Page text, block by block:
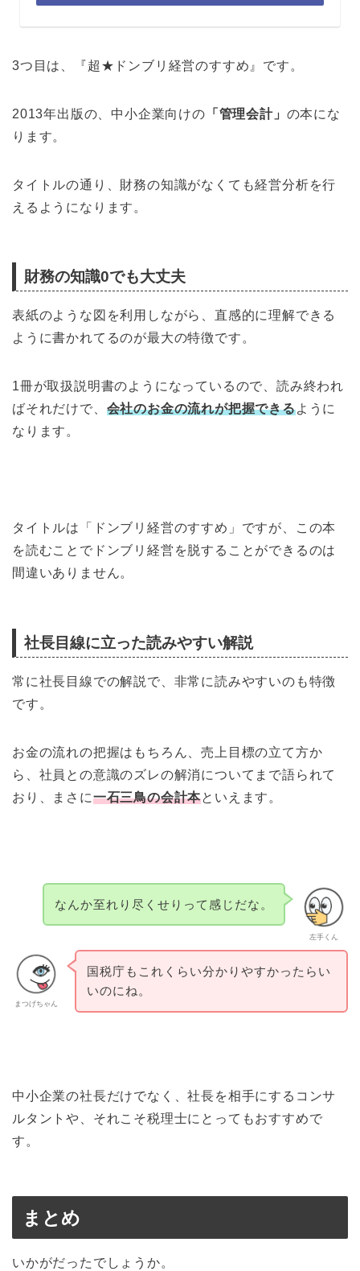
3つ目は、『超★ドンブリ経営のすすめ』です。
2013年出版の、中小企業向けの 「 管理会計」 の本にな
ります。
タイトルの通り、財務の知識がなくても経営分析を行
えるようになります。
財務の知識0でも大丈夫
表紙のような図を利用しながら、直感的に理解できる
ように書かれてるのが最大の特徴です。
1冊が取扱説明書のようになっているので、読み終われ
ばそれだけで、 会社のお金の流れが把握できるように
なります。
タイトルは「ドンブリ経営のすすめ」ですが、この本
を読むことでドンブリ経営を脱することができるのは
間違いありません。
社長目線に立った読みやすい解説
常に社長目線での解説で、非常に読みやすいのも特徴
です。
お金の流れの把握はもちろん、売上目標の立て方か
ら、社員との意識のズレの解消についてまで語られて
おり、まさに一石三鳥の会計本といえます。
左手くん
なんか至れり尽くせりって感じだな。
まつげちゃん
国税庁もこれくらい分かりやすかったらい
いのにね。
中小企業の社長だけでなく、社長を相手にするコンサ
ルタントや、それこそ税理士にとってもおすすめで
す。
まとめ
いかがだったでしょうか。